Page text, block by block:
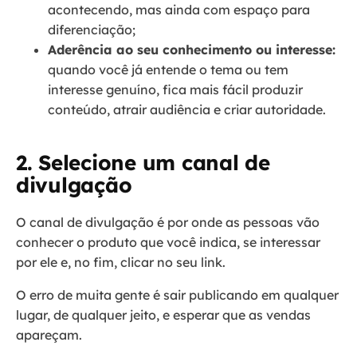
acontecendo, mas ainda com espaço para
diferenciação;
Aderência ao seu conhecimento ou interesse:
quando você já entende o tema ou tem
interesse genuíno, fica mais fácil produzir
conteúdo, atrair audiência e criar autoridade.
2. Selecione um canal de
divulgação
O canal de divulgação é por onde as pessoas vão
conhecer o produto que você indica, se interessar
por ele e, no fim, clicar no seu link.
O erro de muita gente é sair publicando em qualquer
lugar, de qualquer jeito, e esperar que as vendas
apareçam.